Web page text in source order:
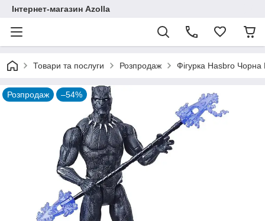
Інтернет-магазин Azolla
Товари та послуги Розпродаж Фігурка Hasbro
Розпродаж –54%